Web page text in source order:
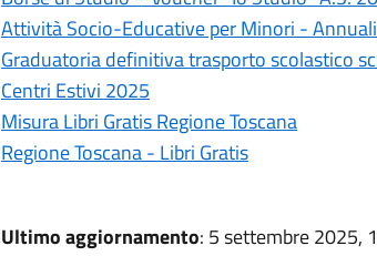
Attività Socio-Educative per Minori -
Graduatoria definitiva trasporto scolastico
Centri Estivi 2025
Misura Libri Gratis Regione Toscana
Regione Toscana - Libri Gratis
Ultimo aggiornamento: 5 settembre 2025,